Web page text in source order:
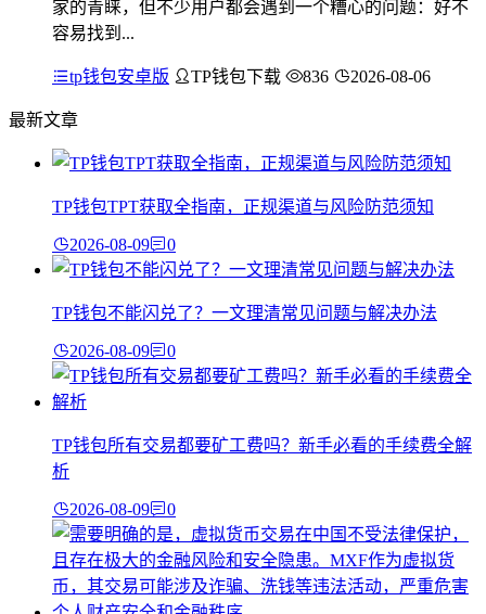
家的青睐，但不少用户都会遇到一个糟心的问题：好不
容易找到...
tp钱包安卓版 TP钱包下载 836 2026-08-06
最新文章
TP钱包TPT获取全指南，正规渠道与风险防范须知
2026-08-09 0
TP钱包不能闪兑了？一文理清常见问题与解决办法
2026-08-09 0
TP钱包所有交易都要矿工费吗？新手必看的手续费全解
析
2026-08-09 0